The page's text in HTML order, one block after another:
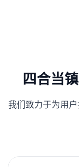
四合当
我们致力于为用